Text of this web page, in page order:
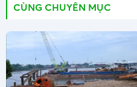
CÙNG CHUYÊN MỤC